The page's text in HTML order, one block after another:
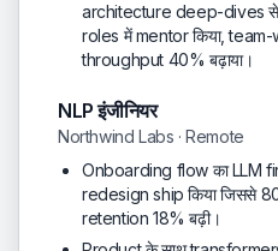
architecture deep-dives
roles में mentor किया,
throughput 40% बढ़ाया।
NLP इंजीनियर
Northwind Labs · Remote
Onboarding flow का LLM
redesign ship किया जिससे
retention 18% बढ़ी।